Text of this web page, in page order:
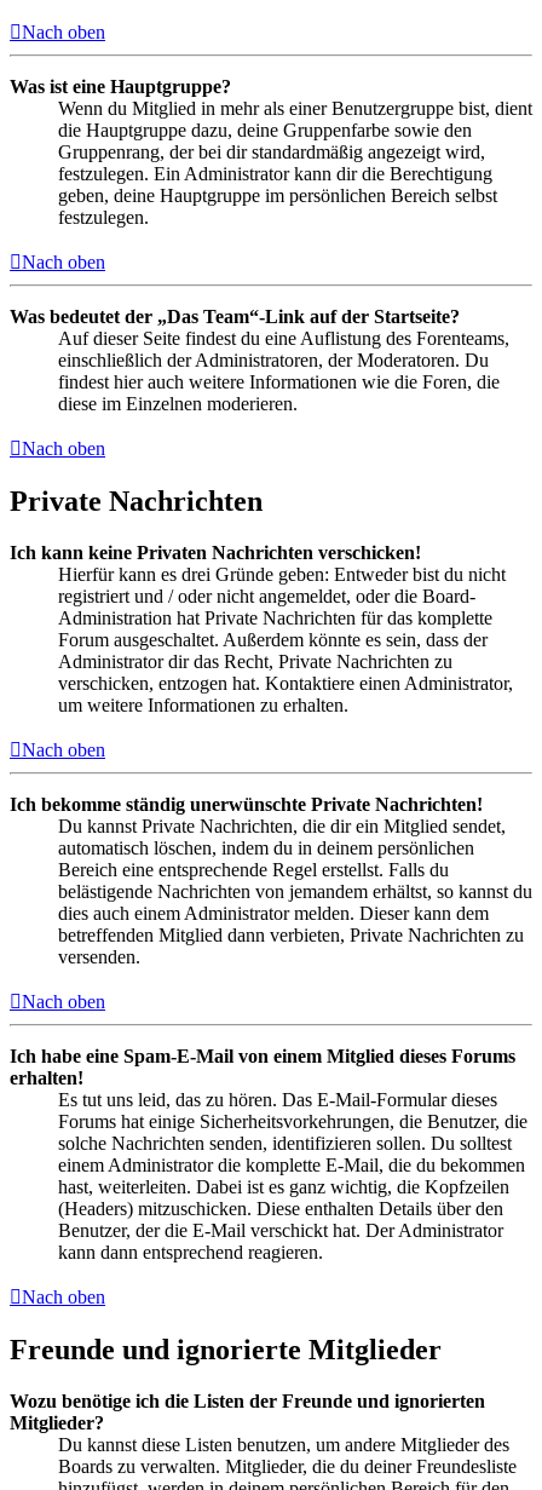
Nach oben
Was ist eine Hauptgruppe?
Wenn du Mitglied in mehr als einer Benutzergruppe bist, dient
die Hauptgruppe dazu, deine Gruppenfarbe sowie den
Gruppenrang, der bei dir standardmäßig angezeigt wird,
festzulegen. Ein Administrator kann dir die Berechtigung
geben, deine Hauptgruppe im persönlichen Bereich selbst
festzulegen.
Nach oben
Was bedeutet der „Das Team“-Link auf der Startseite?
Auf dieser Seite findest du eine Auflistung des Forenteams,
einschließlich der Administratoren, der Moderatoren. Du
findest hier auch weitere Informationen wie die Foren, die
diese im Einzelnen moderieren.
Nach oben
Private Nachrichten
Ich kann keine Privaten Nachrichten verschicken!
Hierfür kann es drei Gründe geben: Entweder bist du nicht
registriert und / oder nicht angemeldet, oder die Board-
Administration hat Private Nachrichten für das komplette
Forum ausgeschaltet. Außerdem könnte es sein, dass der
Administrator dir das Recht, Private Nachrichten zu
verschicken, entzogen hat. Kontaktiere einen Administrator,
um weitere Informationen zu erhalten.
Nach oben
Ich bekomme ständig unerwünschte Private Nachrichten!
Du kannst Private Nachrichten, die dir ein Mitglied sendet,
automatisch löschen, indem du in deinem persönlichen
Bereich eine entsprechende Regel erstellst. Falls du
belästigende Nachrichten von jemandem erhältst, so kannst du
dies auch einem Administrator melden. Dieser kann dem
betreffenden Mitglied dann verbieten, Private Nachrichten zu
versenden.
Nach oben
Ich habe eine Spam-E-Mail von einem Mitglied dieses Forums
erhalten!
Es tut uns leid, das zu hören. Das E-Mail-Formular dieses
Forums hat einige Sicherheitsvorkehrungen, die Benutzer, die
solche Nachrichten senden, identifizieren sollen. Du solltest
einem Administrator die komplette E-Mail, die du bekommen
hast, weiterleiten. Dabei ist es ganz wichtig, die Kopfzeilen
(Headers) mitzuschicken. Diese enthalten Details über den
Benutzer, der die E-Mail verschickt hat. Der Administrator
kann dann entsprechend reagieren.
Nach oben
Freunde und ignorierte Mitglieder
Wozu benötige ich die Listen der Freunde und ignorierten
Mitglieder?
Du kannst diese Listen benutzen, um andere Mitglieder des
Boards zu verwalten. Mitglieder, die du deiner Freundesliste